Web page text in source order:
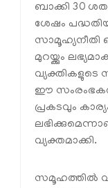
ബാക്കി 30
ശേഷം
മുറയ്ക്കും
വ്യക്തികളുടെ
ഈ
പ്രകടവും
വ്യക്തമാക്കി.
സമൂഹത്തില്‍